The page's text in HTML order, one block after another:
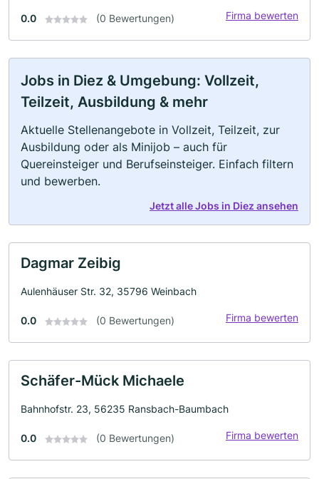
0.0 (0 Bewertungen) Firma bewerten
Jobs in Diez & Umgebung: Vollzeit,
Teilzeit, Ausbildung & mehr
Aktuelle Stellenangebote in Vollzeit, Teilzeit, zur
Ausbildung oder als Minijob – auch für
Quereinsteiger und Berufseinsteiger. Einfach filtern
und bewerben.
Jetzt alle Jobs in Diez ansehen
Dagmar Zeibig
Aulenhäuser Str. 32, 35796 Weinbach
0.0 (0 Bewertungen) Firma bewerten
Schäfer-Mück Michaele
Bahnhofstr. 23, 56235 Ransbach-Baumbach
0.0 (0 Bewertungen) Firma bewerten